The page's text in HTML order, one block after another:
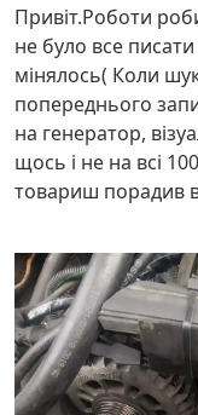
Привіт.Роботи
не було все
мінялось( Коли
попереднього
на генератор,
щось і не на всі
товариш порадив